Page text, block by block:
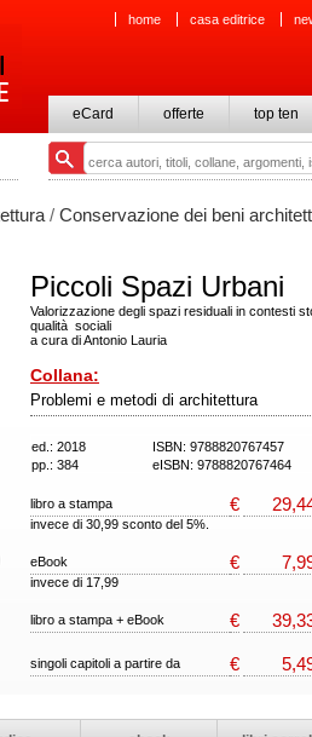
home casa editrice
eCard offerte top ten
/ Conservazione dei beni
Piccoli Spazi Urbani
Valorizzazione degli spazi residuali in contesti
qualità sociali
a cura di Antonio Lauria
Collana:
Problemi e metodi di architettura
ed.: 2018
ISBN: 9788820767457
pp.: 384
eISBN: 9788820767464
libro a stampa €
invece di 30,99 sconto del 5%.
eBook €
invece di 17,99
libro a stampa + eBook €
singoli capitoli a partire da €